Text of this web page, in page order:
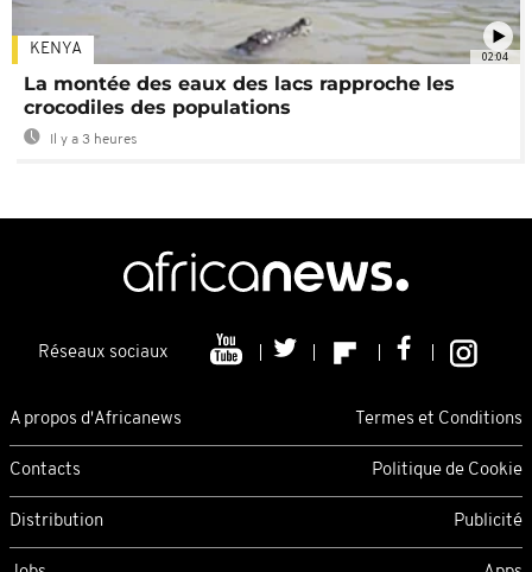
02:04
KENYA
La montée des eaux des lacs rapproche les
crocodiles des populations
Il y a 3 heures
Réseaux sociaux
A propos d'Africanews Termes et Conditions
Contacts Politique de Cookie
Distribution Publicité